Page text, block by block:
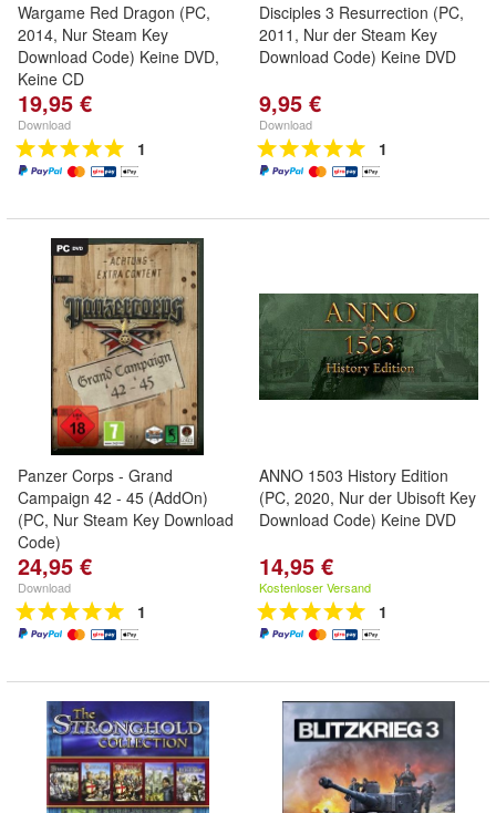
Wargame Red Dragon (PC,
2014, Nur Steam Key
Download Code) Keine DVD,
Keine CD
19,95 €
Download
1
Disciples 3 Resurrection (PC,
2011, Nur der Steam Key
Download Code) Keine DVD
9,95 €
Download
1
Panzer Corps - Grand
Campaign 42 - 45 (AddOn)
(PC, Nur Steam Key Download
Code)
24,95 €
Download
1
ANNO 1503 History Edition
(PC, 2020, Nur der Ubisoft Key
Download Code) Keine DVD
14,95 €
Kostenloser Versand
1